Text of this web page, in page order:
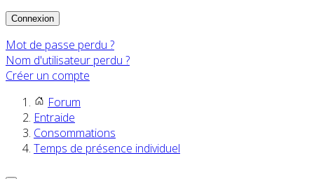
Connexion
Mot de passe perdu ?
Nom d'utilisateur perdu ?
Créer un compte
Forum
Entraide
Consommations
Temps de présence individuel